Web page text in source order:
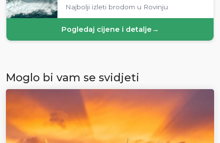
Najbolji izleti brodom u Rovinju
Pogledaj cijene i detalje →
Moglo bi vam se svidjeti